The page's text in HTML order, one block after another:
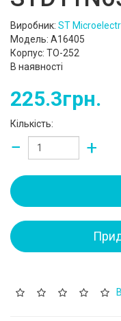
Виробник: ST
Модель: A16405
Корпус: TO-252
В наявності
225.3грн.
Кількість:
− +